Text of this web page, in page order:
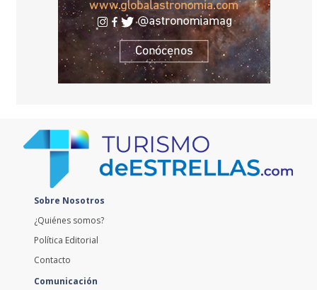
Sobre Nosotros
¿Quiénes somos?
Política Editorial
Contacto
Comunicación